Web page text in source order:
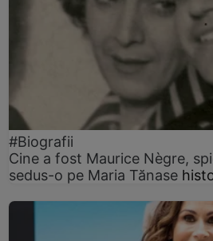
#Biografii
Cine a fost Maurice Nègre,
sedus-o pe Maria Tănase